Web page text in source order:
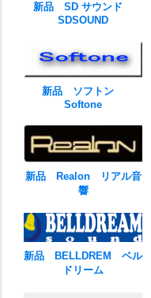
新品 SD サウンド
SDSOUND
新品 ソフトン
Softone
新品 Realon リアル音
響
新品 BELLDREM ベル
ドリーム